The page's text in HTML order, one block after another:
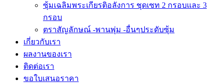
ซุ้มเฉลิมพระเกียรติอลังการ ชุดเซท 2 กรอบและ 3
กรอบ
ตราสัญลักษณ์ -พานพุ่ม -อื่นๆประดับซุ้ม
เกี่ยวกับเรา
ผลงานของเรา
ติดต่อเรา
ขอใบเสนอราคา